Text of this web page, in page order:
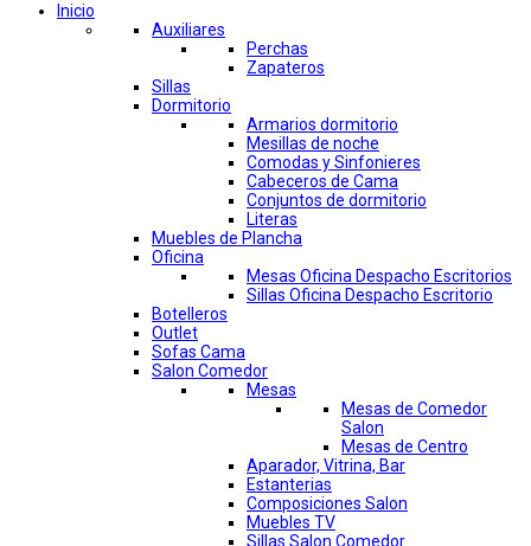
Inicio
Auxiliares
Perchas
Zapateros
Sillas
Dormitorio
Armarios dormitorio
Mesillas de noche
Comodas y Sinfonieres
Cabeceros de Cama
Conjuntos de dormitorio
Literas
Muebles de Plancha
Oficina
Mesas Oficina Despacho Escritorios
Sillas Oficina Despacho Escritorio
Botelleros
Outlet
Sofas Cama
Salon Comedor
Mesas
Mesas de Comedor
Salon
Mesas de Centro
Aparador, Vitrina, Bar
Estanterias
Composiciones Salon
Muebles TV
Sillas Salon Comedor